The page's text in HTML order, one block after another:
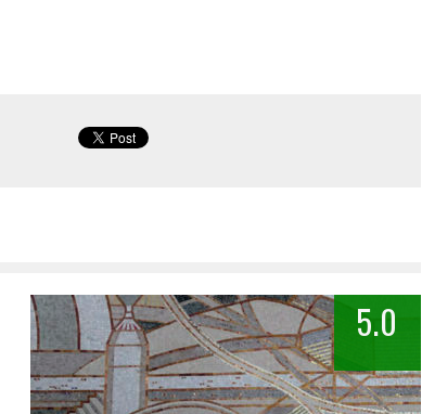
5.0